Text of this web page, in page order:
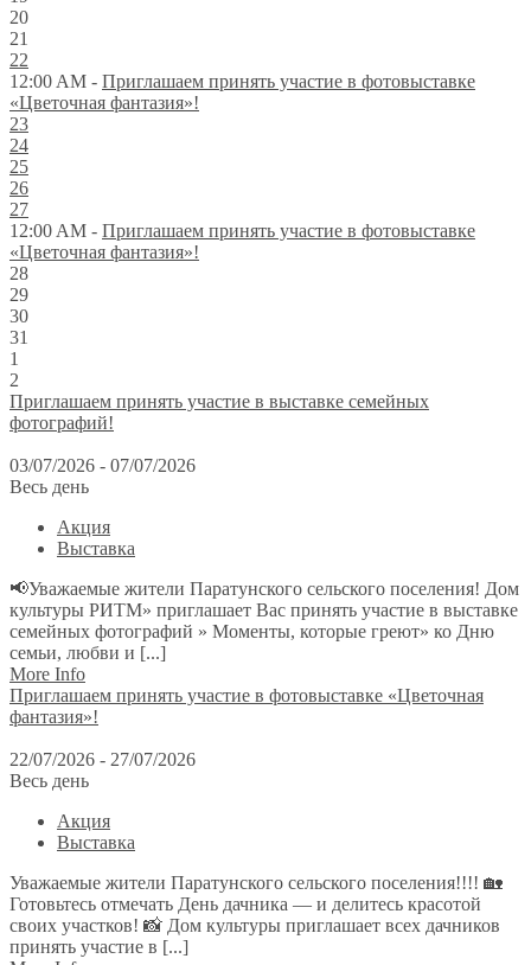
20
21
22
12:00 AM - Приглашаем принять участие в фотовыставке
«Цветочная фантазия»!
23
24
25
26
27
12:00 AM - Приглашаем принять участие в фотовыставке
«Цветочная фантазия»!
28
29
30
31
1
2
Приглашаем принять участие в выставке семейных
фотографий!
03/07/2026 - 07/07/2026
Весь день
Акция
Выставка
📢Уважаемые жители Паратунского сельского поселения! Дом
культуры РИТМ» приглашает Вас принять участие в выставке
семейных фотографий » Моменты, которые греют» ко Дню
семьи, любви и [...]
More Info
Приглашаем принять участие в фотовыставке «Цветочная
фантазия»!
22/07/2026 - 27/07/2026
Весь день
Акция
Выставка
Уважаемые жители Паратунского сельского поселения!!!! 🏡
Готовьтесь отмечать День дачника — и делитесь красотой
своих участков! 📸 Дом культуры приглашает всех дачников
принять участие в [...]